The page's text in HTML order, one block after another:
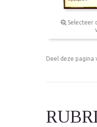
Selecteer
Deel deze pagina